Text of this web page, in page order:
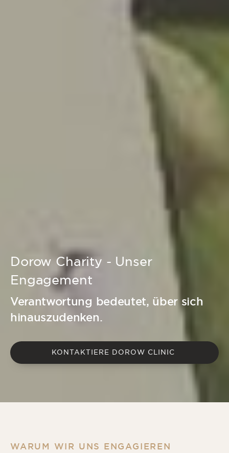
Dorow Charity - Unser
Engagement
Verantwortung bedeutet, über sich
hinauszudenken.
KONTAKTIERE DOROW CLINIC
WARUM WIR UNS ENGAGIEREN